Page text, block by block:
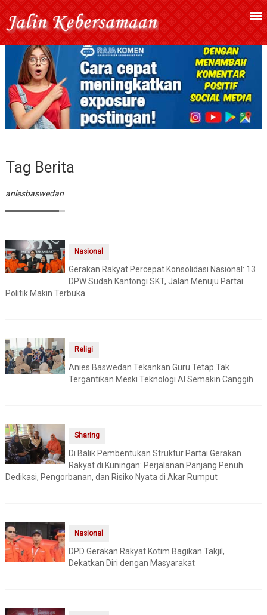
Tag Berita
aniesbaswedan
Nasional
Gerakan Rakyat Percepat Konsolidasi Nasional: 13
DPW Sudah Kantongi SKT, Jalan Menuju Partai
Politik Makin Terbuka
Religi
Anies Baswedan Tekankan Guru Tetap Tak
Tergantikan Meski Teknologi AI Semakin Canggih
Sharing
Di Balik Pembentukan Struktur Partai Gerakan
Rakyat di Kuningan: Perjalanan Panjang Penuh
Dedikasi, Pengorbanan, dan Risiko Nyata di Akar Rumput
Nasional
DPD Gerakan Rakyat Kotim Bagikan Takjil,
Dekatkan Diri dengan Masyarakat